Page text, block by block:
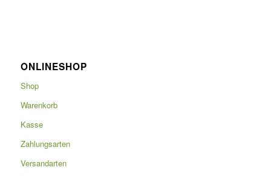
ONLINESHOP
Shop
Warenkorb
Kasse
Zahlungsarten
Versandarten